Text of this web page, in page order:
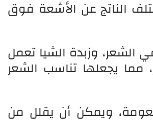
الناتج عن الأشعة فوق
وزبدة الشيا تعمل
يجعلها تناسب الشعر
ويمكن أن يقلل من